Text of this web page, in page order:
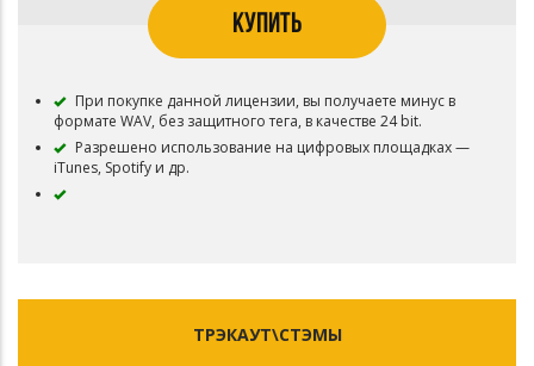
КУПИТЬ
При покупке данной лицензии, вы получаете минус в
формате WAV, без защитного тега, в качестве 24 bit.
Разрешено использование на цифровых площадках —
iTunes, Spotify и др.
ТРЭКАУТ\СТЭМЫ